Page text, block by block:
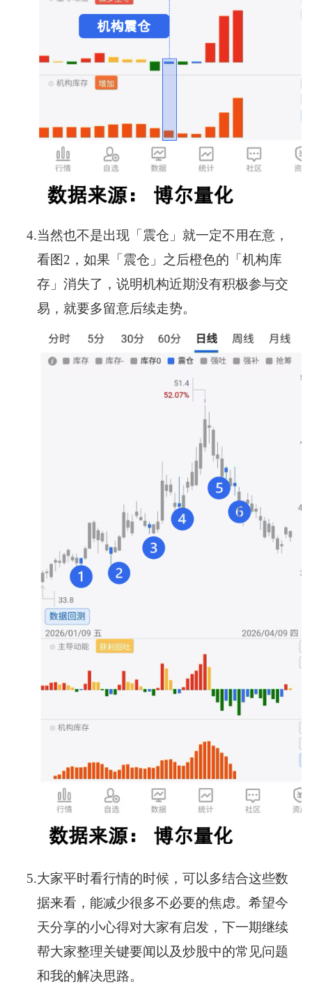
4.当然也不是出现「震仓」就一定不用在意，
看图2，如果「震仓」之后橙色的「机构库
存」消失了，说明机构近期没有积极参与交
易，就要多留意后续走势。
5.大家平时看行情的时候，可以多结合这些数
据来看，能减少很多不必要的焦虑。希望今
天分享的小心得对大家有启发，下一期继续
帮大家整理关键要闻以及炒股中的常见问题
和我的解决思路。